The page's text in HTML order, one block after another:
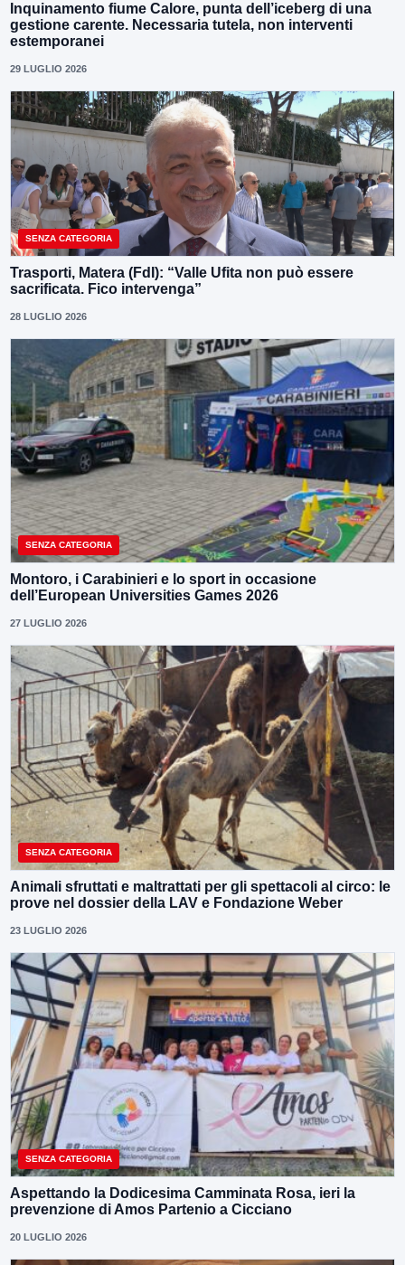
Inquinamento fiume Calore, punta dell’iceberg di una
gestione carente. Necessaria tutela, non interventi
estemporanei
29 LUGLIO 2026
SENZA CATEGORIA
Trasporti, Matera (FdI): “Valle Ufita non può essere
sacrificata. Fico intervenga”
28 LUGLIO 2026
SENZA CATEGORIA
Montoro, i Carabinieri e lo sport in occasione
dell’European Universities Games 2026
27 LUGLIO 2026
SENZA CATEGORIA
Animali sfruttati e maltrattati per gli spettacoli al circo: le
prove nel dossier della LAV e Fondazione Weber
23 LUGLIO 2026
SENZA CATEGORIA
Aspettando la Dodicesima Camminata Rosa, ieri la
prevenzione di Amos Partenio a Cicciano
20 LUGLIO 2026